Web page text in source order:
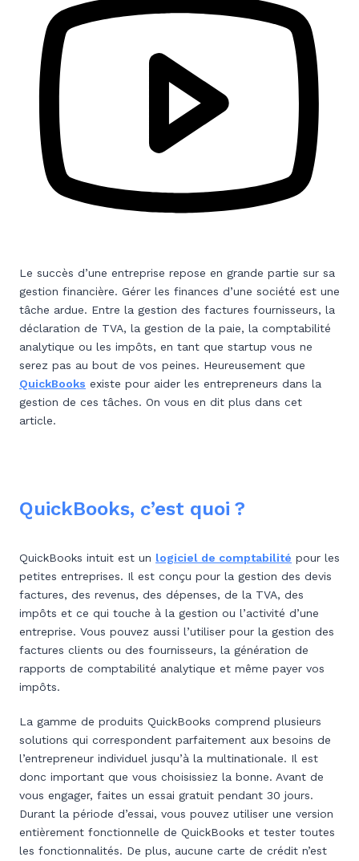
Le succès d’une entreprise repose en grande partie sur sa
gestion financière. Gérer les finances d’une société est une
tâche ardue. Entre la gestion des factures fournisseurs, la
déclaration de TVA, la gestion de la paie, la comptabilité
analytique ou les impôts, en tant que startup vous ne
serez pas au bout de vos peines. Heureusement que
QuickBooks existe pour aider les entrepreneurs dans la
gestion de ces tâches. On vous en dit plus dans cet
article.
QuickBooks, c’est quoi ?
QuickBooks intuit est un logiciel de comptabilité pour les
petites entreprises. Il est conçu pour la gestion des devis
factures, des revenus, des dépenses, de la TVA, des
impôts et ce qui touche à la gestion ou l’activité d’une
entreprise. Vous pouvez aussi l’utiliser pour la gestion des
factures clients ou des fournisseurs, la génération de
rapports de comptabilité analytique et même payer vos
impôts.
La gamme de produits QuickBooks comprend plusieurs
solutions qui correspondent parfaitement aux besoins de
l’entrepreneur individuel jusqu’à la multinationale. Il est
donc important que vous choisissiez la bonne. Avant de
vous engager, faites un essai gratuit pendant 30 jours.
Durant la période d’essai, vous pouvez utiliser une version
entièrement fonctionnelle de QuickBooks et tester toutes
les fonctionnalités. De plus, aucune carte de crédit n’est